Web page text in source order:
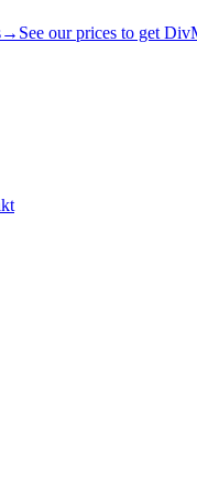
→ See our prices to get